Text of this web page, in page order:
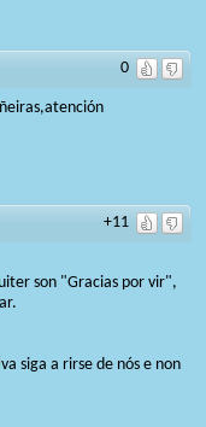
0
+11
son "Gracias por vir",
siga a rirse de nós e non